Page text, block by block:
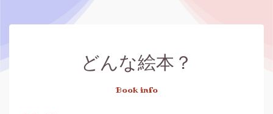
どんな絵本？
Book info